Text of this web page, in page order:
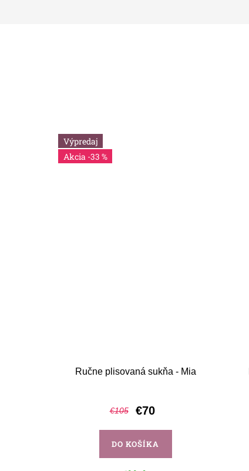
Výpredaj
-33 %
Ručne plisovaná sukňa - Mia
€105 €70
DO KOŠÍKA